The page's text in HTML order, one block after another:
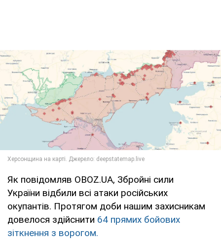
Як повідомляв OBOZ.UA, Збройні сили
України відбили всі атаки російських
окупантів. Протягом доби нашим захисникам
довелося здійснити 64 прямих бойових
зіткнення з ворогом.